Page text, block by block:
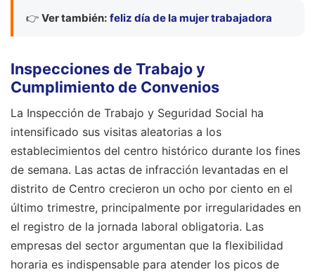
👉 Ver también: feliz día de la mujer trabajadora
Inspecciones de Trabajo y
Cumplimiento de Convenios
La Inspección de Trabajo y Seguridad Social ha
intensificado sus visitas aleatorias a los
establecimientos del centro histórico durante los fines
de semana. Las actas de infracción levantadas en el
distrito de Centro crecieron un ocho por ciento en el
último trimestre, principalmente por irregularidades en
el registro de la jornada laboral obligatoria. Las
empresas del sector argumentan que la flexibilidad
horaria es indispensable para atender los picos de